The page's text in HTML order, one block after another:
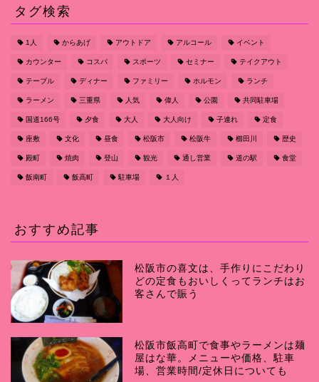
タグ検索
1人 からあげ アウトドア アルコール イベント
カウンター コスパ スポーツ セミナー テイクアウト
テーブル ディナー ファミリー ホルモン ランチ
ラーメン 三重県 人気 偉人 公園 共同駐車場
国道166号 夕食 大人 大人向け 子連れ 定食
座敷 文化 昼食 松阪市 松阪牛 櫛田川 歴史
殿町 焼肉 登山 観光 通し営業 道の駅 食堂
飯南町 飯高町 駐車場 １人
おすすめ記事
松阪市の喜文は、手作りにこだわり
どの定食もおいしくってランチはお
客さんで賑う
松阪市飯高町で食事やラーメンは麺
屋はな華。メニューや価格、駐車
場、営業時間/定休日についても